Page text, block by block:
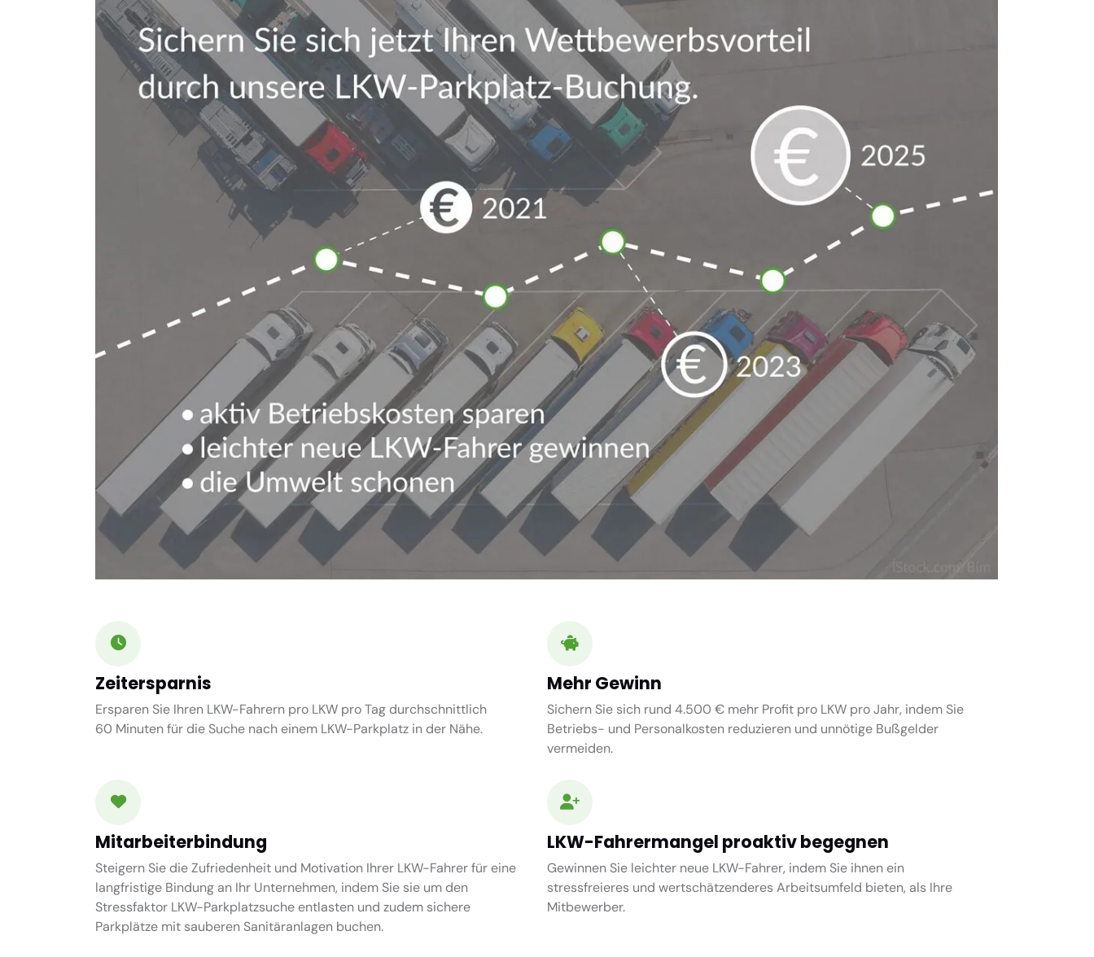
Zeitersparnis
Ersparen Sie Ihren LKW-Fahrern pro LKW pro Tag durchschnittlich
60 Minutenfür die Suche nach einem LKW-Parkplatz in der Nähe.
Mehr Gewinn
Sichern Sie sich rund 4.500 € mehr Profit pro LKW pro Jahr, indem Sie
Betriebs- und Personalkosten reduzieren und unnötige Bußgelder
vermeiden.
Mitarbeiterbindung
Steigern Sie die Zufriedenheit und Motivation Ihrer LKW-Fahrer für eine
langfristige Bindung an Ihr Unternehmen, indem Sie sie um den
Stressfaktor LKW-Parkplatzsuche entlasten und zudem sichere
Parkplätze mit sauberen Sanitäranlagen buchen.
LKW-Fahrermangel proaktiv begegnen
Gewinnen Sie leichter neue LKW-Fahrer, indem Sie ihnen ein
stressfreieres und wertschätzenderes Arbeitsumfeld bieten, als Ihre
Mitbewerber.